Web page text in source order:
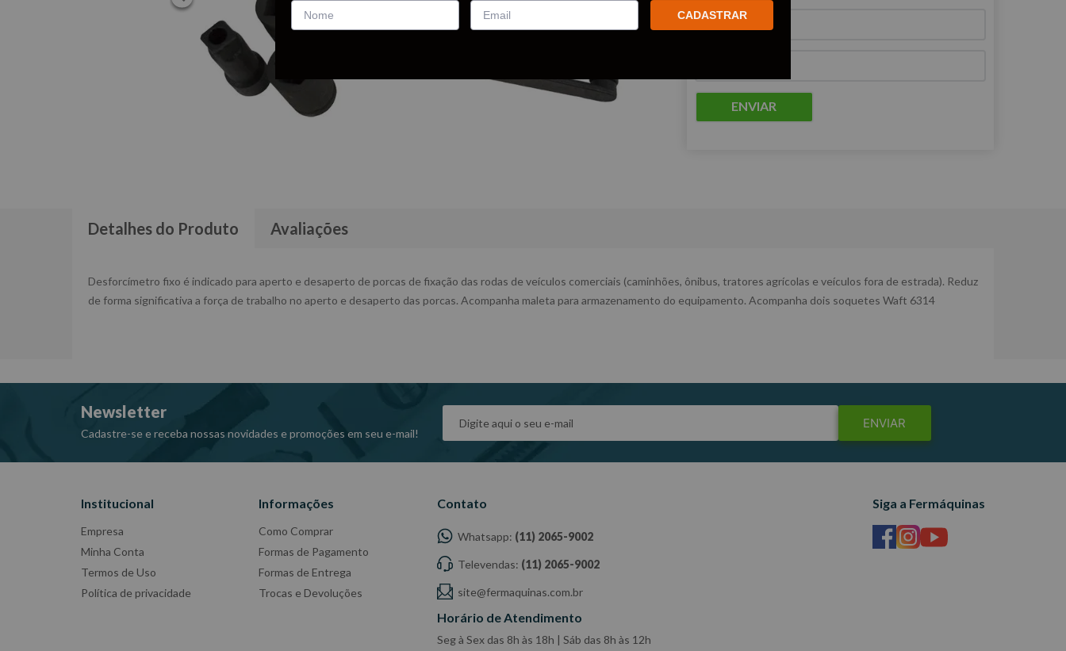
ENVIAR
Detalhes do Produto Avaliações
Desforcímetro fixo é indicado para aperto e desaperto de porcas de fixação das rodas de veículos comerciais (caminhões, ônibus, tratores agrícolas e veículos fora de estrada). Reduz
de forma significativa a força de trabalho no aperto e desaperto das porcas. Acompanha maleta para armazenamento do equipamento. Acompanha dois soquetes Waft 6314
Newsletter
Cadastre-se e receba nossas novidades e promoções em seu e-mail!
ENVIAR
Institucional
Empresa
Minha Conta
Termos de Uso
Política de privacidade
Informações
Como Comprar
Formas de Pagamento
Formas de Entrega
Trocas e Devoluções
Contato
Whatsapp: (11) 2065-9002
Televendas: (11) 2065-9002
site@fermaquinas.com.br
Horário de Atendimento
Seg à Sex das 8h às 18h | Sáb das 8h às 12h
Siga a Fermáquinas
CADASTRAR